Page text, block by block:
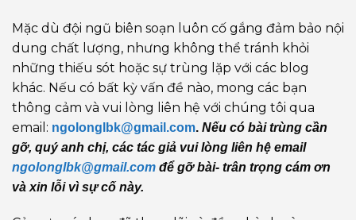
Mặc dù đội ngũ biên soạn luôn cố gắng đảm bảo nội
dung chất lượng, nhưng không thể tránh khỏi
những thiếu sót hoặc sự trùng lặp với các blog
khác. Nếu có bất kỳ vấn đề nào, mong các bạn
thông cảm và vui lòng liên hệ với chúng tôi qua
email: ngolonglbk@gmail.com. Nếu có bài trùng cần
gỡ, quý anh chị, các tác giả vui lòng liên hệ email
ngolonglbk@gmail.com để gỡ bài- trân trọng cám ơn
và xin lỗi vì sự cố này.